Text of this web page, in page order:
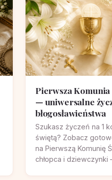
Pierwsza Komunia
— uniwersalne
błogosławieństwa
Szukasz życzeń na 1
świętą? Zobacz
na Pierwszą Komunię
chłopca i dziewczynki